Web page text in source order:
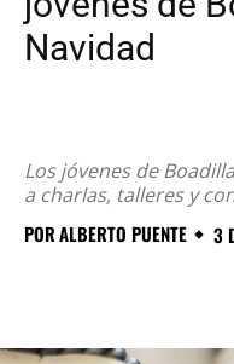
Navidad
Los jóvenes de
a charlas, talleres y
PORALBERTO PUENTE 3